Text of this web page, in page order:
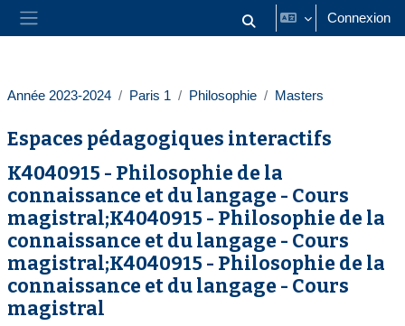
Passer au contenu principal
Panneau latéral Activer/désactiver la saisie
Connexion
Année 2023-2024 Paris 1 Philosophie Masters
Espaces pédagogiques interactifs
K4040915 - Philosophie de la
connaissance et du langage - Cours
magistral;K4040915 - Philosophie de la
connaissance et du langage - Cours
magistral;K4040915 - Philosophie de la
connaissance et du langage - Cours
magistral